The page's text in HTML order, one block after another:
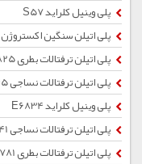
پلی وینیل کلراید S57
پلی اتیلن سنگین اکستروژن EX3
پلی اتیلن ترفتالات بطری BG825
پلی اتیلن ترفتالات نساجی TG645
پلی وینیل کلراید E6834
پلی اتیلن ترفتالات نساجی TG641
پلی اتیلن ترفتالات بطری BG781